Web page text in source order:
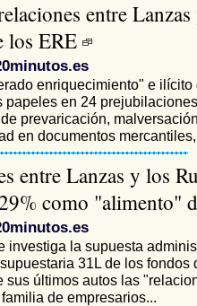
entre
los ERE
enriquecimiento" e ilícito
papeles en 24
prevaricación,
en documentos
entre Lanzas y los
como "alimento"
investiga la supuesta
31L de los fondos
últimos autos las
de empresarios...